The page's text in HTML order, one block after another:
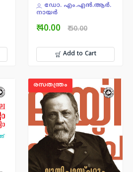
ഡോ. എം.എന്‍.ആര്‍.
നായര്‍
₹ 40.00 ₹ 50.00
Add to Cart
രസതന്ത്രം